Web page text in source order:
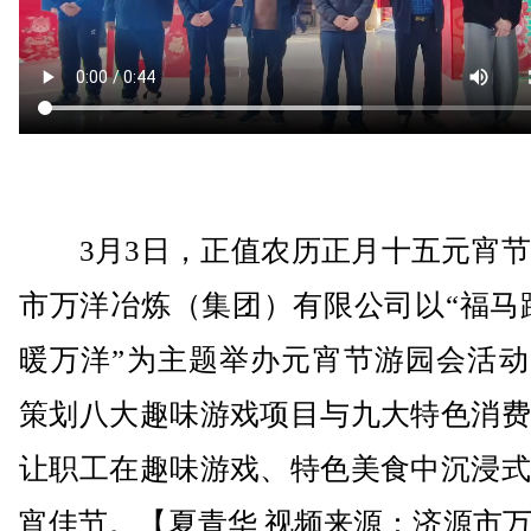
3月3日，正值农历正月十五元宵
市万洋冶炼（集团）有限公司以“福马
暖万洋”为主题举办元宵节游园会活
策划八大趣味游戏项目与九大特色消
让职工在趣味游戏、特色美食中沉浸
宵佳节。【夏青华 视频来源：济源市